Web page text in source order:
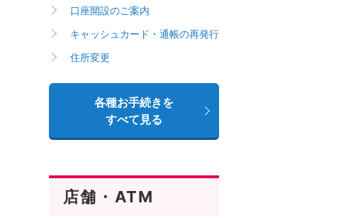
口座開設のご案内
キャッシュカード・通帳の再発行
住所変更
各種お手続きを
すべて見る
店舗・ATM